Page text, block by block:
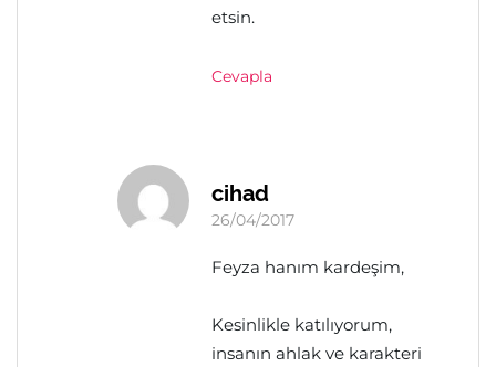
etsin.
Cevapla
cihad
26/04/2017
Feyza hanım kardeşim,
Kesinlikle katılıyorum,
insanın ahlak ve karakteri